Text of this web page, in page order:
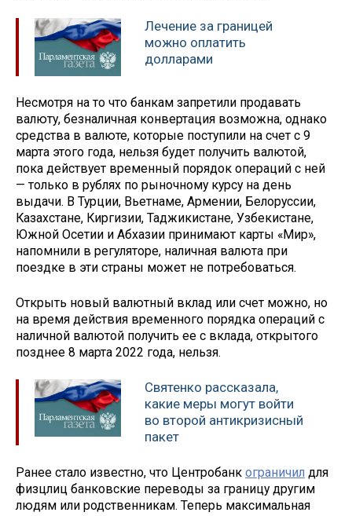
Лечение за границей
можно оплатить
долларами
Несмотря на то что банкам запретили продавать
валюту, безналичная конвертация возможна, однако
средства в валюте, которые поступили на счет с 9
марта этого года, нельзя будет получить валютой,
пока действует временный порядок операций с ней
— только в рублях по рыночному курсу на день
выдачи. В Турции, Вьетнаме, Армении, Белоруссии,
Казахстане, Киргизии, Таджикистане, Узбекистане,
Южной Осетии и Абхазии принимают карты «Мир»,
напомнили в регуляторе, наличная валюта при
поездке в эти страны может не потребоваться.
Открыть новый валютный вклад или счет можно, но
на время действия временного порядка операций с
наличной валютой получить ее с вклада, открытого
позднее 8 марта 2022 года, нельзя.
Святенко рассказала,
какие меры могут войти
во второй антикризисный
пакет
Ранее стало известно, что Центробанк ограничил для
физцлиц банковские переводы за границу другим
людям или родственникам. Теперь максимальная